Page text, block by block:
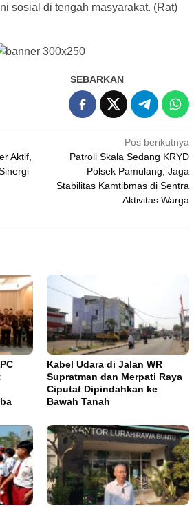
sosial di tengah masyarakat. (Rat)
SEBARKAN
Aktif,
Pos berikutnya
Patroli Skala Sedang KRYD
Polsek Pamulang, Jaga
Stabilitas Kamtibmas di Sentra
Aktivitas Warga
Kabel Udara di Jalan WR
Supratman dan Merpati Raya
Ciputat Dipindahkan ke
Bawah Tanah